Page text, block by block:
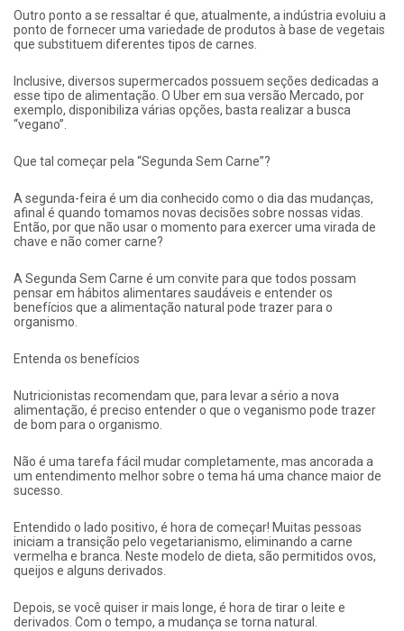
Outro ponto a se ressaltar é que, atualmente, a indústria evoluiu a
ponto de fornecer uma variedade de produtos à base de vegetais
que substituem diferentes tipos de carnes.
Inclusive, diversos supermercados possuem seções dedicadas a
esse tipo de alimentação. O Uber em sua versão Mercado, por
exemplo, disponibiliza várias opções, basta realizar a busca
“vegano”.
Que tal começar pela “Segunda Sem Carne”?
A segunda-feira é um dia conhecido como o dia das mudanças,
afinal é quando tomamos novas decisões sobre nossas vidas.
Então, por que não usar o momento para exercer uma virada de
chave e não comer carne?
A Segunda Sem Carne é um convite para que todos possam
pensar em hábitos alimentares saudáveis e entender os
benefícios que a alimentação natural pode trazer para o
organismo.
Entenda os benefícios
Nutricionistas recomendam que, para levar a sério a nova
alimentação, é preciso entender o que o veganismo pode trazer
de bom para o organismo.
Não é uma tarefa fácil mudar completamente, mas ancorada a
um entendimento melhor sobre o tema há uma chance maior de
sucesso.
Entendido o lado positivo, é hora de começar! Muitas pessoas
iniciam a transição pelo vegetarianismo, eliminando a carne
vermelha e branca. Neste modelo de dieta, são permitidos ovos,
queijos e alguns derivados.
Depois, se você quiser ir mais longe, é hora de tirar o leite e
derivados. Com o tempo, a mudança se torna natural.